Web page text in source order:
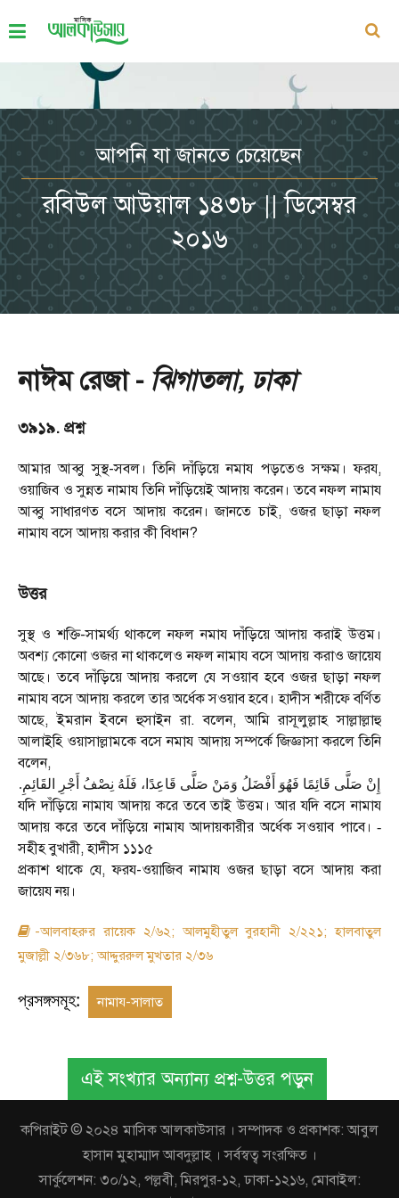
আপনি যা জানতে চেয়েছেন
রবিউল আউয়াল ১৪৩৮ || ডিসেম্বর
২০১৬
নাঈম রেজা - ঝিগাতলা, ঢাকা
৩৯১৯. প্রশ্ন
আমার আব্বু সুস্থ-সবল। তিনি দাঁড়িয়ে নমায পড়তেও সক্ষম। ফরয,
ওয়াজিব ও সুন্নত নামায তিনি দাঁড়িয়েই আদায় করেন। তবে নফল নামায
আব্বু সাধারণত বসে আদায় করেন। জানতে চাই, ওজর ছাড়া নফল
নামায বসে আদায় করার কী বিধান?
উত্তর
সুস্থ ও শক্তি-সামর্থ্য থাকলে নফল নমায দাঁড়িয়ে আদায় করাই উত্তম।
অবশ্য কোনো ওজর না থাকলেও নফল নামায বসে আদায় করাও জায়েয
আছে। তবে দাঁড়িয়ে আদায় করলে যে সওয়াব হবে ওজর ছাড়া নফল
নামায বসে আদায় করলে তার অর্ধেক সওয়াব হবে। হাদীস শরীফে বর্ণিত
আছে,ইমরান ইবনে হুসাইন রা. বলেন,আমি রাসূলুল্লাহ সাল্লাল্লাহু
আলাইহি ওয়াসাল্লামকে বসে নমায আদায় সম্পর্কে জিজ্ঞাসা করলে তিনি
বলেন,
إِنْ صَلَّى قَائِمًا فَهُوَ أَفْضَلُ وَمَنْ صَلَّى قَاعِدًا، فَلَهُ نِصْفُ أَجْرِ القَائِمِ.
যদি দাঁড়িয়ে নামায আদায় করে তবে তাই উত্তম। আর যদি বসে নামায
আদায় করে তবে দাঁড়িয়ে নামায আদায়কারীর অর্ধেক সওয়াব পাবে। -
সহীহ বুখারী,হাদীস ১১১৫
প্রকাশ থাকে যে,ফরয-ওয়াজিব নামায ওজর ছাড়া বসে আদায় করা
জায়েয নয়।
-আলবাহরুর রায়েক ২/৬২; আলমুহীতুল বুরহানী ২/২২১; হালবাতুল
মুজাল্লী ২/৩৬৮; আদ্দুররুল মুখতার ২/৩৬
প্রসঙ্গসমূহ: নামায-সালাত
এই সংখ্যার অন্যান্য প্রশ্ন-উত্তর পড়ুন
কপিরাইট © ২০২৪ মাসিক আলকাউসার । সম্পাদক ও প্রকাশক: আবুল
হাসান মুহাম্মাদ আবদুল্লাহ । সর্বস্বত্ব সংরক্ষিত ।
সার্কুলেশন: ৩০/১২, পল্লবী, মিরপুর-১২, ঢাকা-১২১৬, মোবাইল: